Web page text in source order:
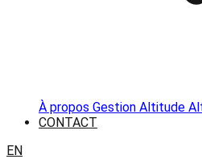
À propos Gestion Altitude
CONTACT
EN